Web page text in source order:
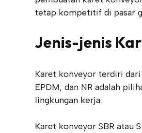
tetap kompetitif di pasar
Jenis-jenis
Karet konveyor terdiri
EPDM, dan NR adalah
lingkungan kerja.
Karet konveyor SBR atau